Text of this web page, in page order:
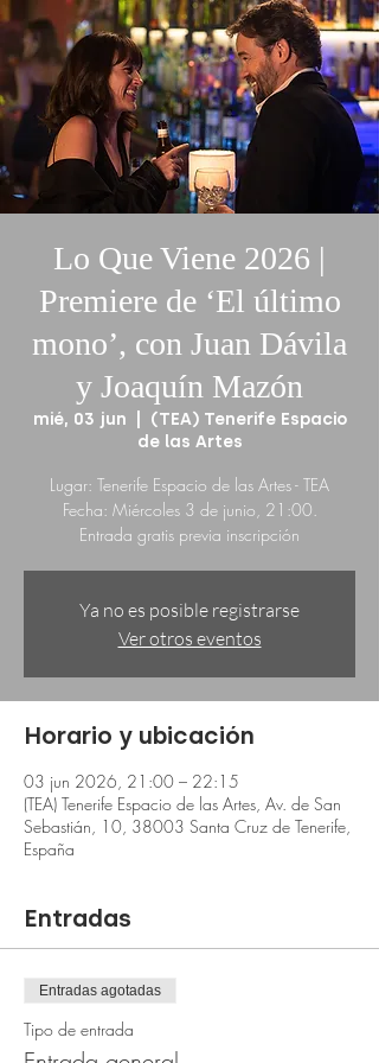
Lo Que Viene 2026 |
Premiere de ‘El último
mono’, con Juan Dávila
y Joaquín Mazón
mié, 03 jun
(TEA) Tenerife Espacio
de las Artes
Lugar: Tenerife Espacio de las Artes - TEA
Fecha: Miércoles 3 de junio, 21:00.
Entrada gratis previa inscripción
Ya no es posible registrarse
Ver otros eventos
Horario y ubicación
03 jun 2026, 21:00 – 22:15
(TEA) Tenerife Espacio de las Artes, Av. de San
Sebastián, 10, 38003 Santa Cruz de Tenerife,
España
Entradas
Entradas agotadas
Tipo de entrada